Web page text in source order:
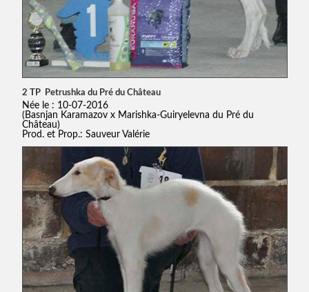
2 TP Petrushka du Pré du Château
Née le : 10-07-2016
(Basnjan Karamazov x Marishka-Guiryelevna du Pré du
Château)
Prod. et Prop.: Sauveur Valérie